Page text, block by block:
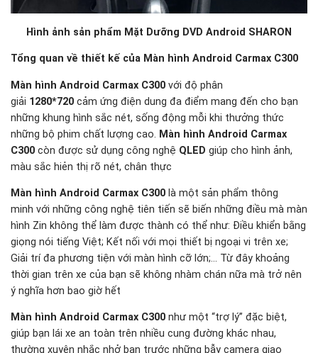
Hình ảnh sản phẩm Mặt Dưỡng DVD Android SHARON
Tổng quan về thiết kế của Màn hình Android Carmax C300
Màn hình Android Carmax C300 với độ phân
giải 1280*720 cảm ứng điện dung đa điểm mang đến cho bạn
những khung hình sắc nét, sống động mỗi khi thưởng thức
những bộ phim chất lượng cao. Màn hình Android Carmax
C300 còn được sử dụng công nghệ QLED giúp cho hình ảnh,
màu sắc hiẻn thị rõ nét, chân thực
Màn hình Android Carmax C300 là một sản phẩm thông
minh với những công nghệ tiên tiến sẽ biến những điều mà màn
hình Zin không thể làm được thành có thể như: Điều khiển bằng
giọng nói tiếng Việt; Kết nối với mọi thiết bị ngoại vi trên xe;
Giải trí đa phương tiện với màn hình cỡ lớn;… Từ đây khoảng
thời gian trên xe của bạn sẽ không nhàm chán nữa mà trở nên
ý nghĩa hơn bao giờ hết
Màn hình Android Carmax C300 như một “trợ lý” đặc biệt,
giúp bạn lái xe an toàn trên nhiều cung đường khác nhau,
thường xuyên nhắc nhở bạn trước những bẫy camera giao